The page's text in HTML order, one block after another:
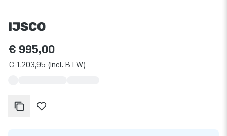
IJSCO
€ 995,00
€ 1.203,95 (incl. BTW)